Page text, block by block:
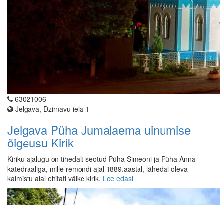
63021006
Jelgava, Dzirnavu iela 1
Jelgava Püha Jumalaema uinumise
õigeusu Kirik
Kiriku ajalugu on tihedalt seotud Püha Simeoni ja Püha Anna
katedraaliga, mille remondi ajal 1889.aastal, lähedal oleva
kalmistu alal ehitati väike kirik. Loe edasi